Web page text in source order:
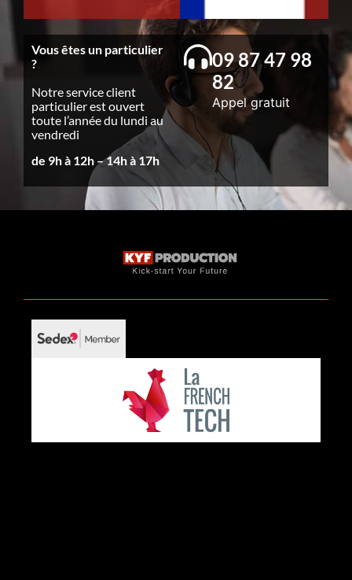
Vous êtes un particulier
?
Notre service client
particulier est ouvert
toute l’année du lundi au
vendredi
de 9h à 12h – 14h à 17h
09 87 47 98
82
Appel gratuit